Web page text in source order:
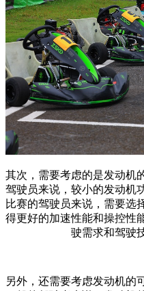
其次，需要考虑的是发动机
驾驶员来说，较小的发动机
比赛的驾驶员来说，需要选
得更好的加速性能和操控性
驶需求和驾驶
另外，还需要考虑发动机的